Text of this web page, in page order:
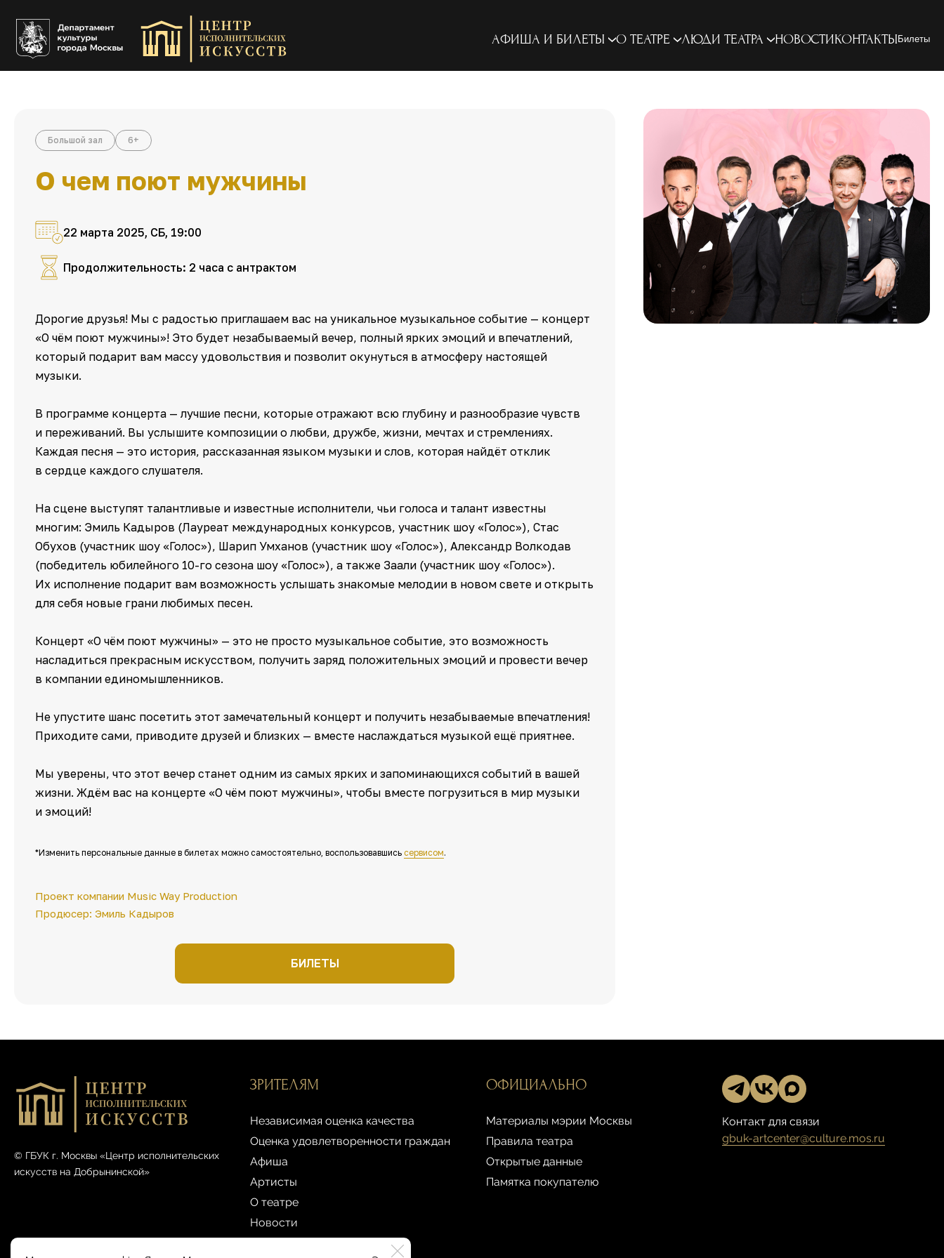
АФИША И БИЛЕТЫ О ТЕАТРЕ ЛЮДИ ТЕАТРА НОВОСТИКОНТАКТЫ Билеты
Большой зал 6+
О чем поют мужчины
22 марта 2025, СБ, 19:00
Продолжительность: 2 часа с антрактом
Дорогие друзья! Мы с радостью приглашаем вас на уникальное музыкальное событие — концерт
«О чём поют мужчины»! Это будет незабываемый вечер, полный ярких эмоций и впечатлений,
который подарит вам массу удовольствия и позволит окунуться в атмосферу настоящей
музыки.
В программе концерта — лучшие песни, которые отражают всю глубину и разнообразие чувств
и переживаний. Вы услышите композиции о любви, дружбе, жизни, мечтах и стремлениях.
Каждая песня — это история, рассказанная языком музыки и слов, которая найдёт отклик
в сердце каждого слушателя.
На сцене выступят талантливые и известные исполнители, чьи голоса и талант известны
многим: Эмиль Кадыров (Лауреат международных конкурсов, участник шоу «Голос»), Стас
Обухов (участник шоу «Голос»), Шарип Умханов (участник шоу «Голос»), Александр Волкодав
(победитель юбилейного 10-го сезона шоу «Голос»), а также Заали (участник шоу «Голос»).
Их исполнение подарит вам возможность услышать знакомые мелодии в новом свете и открыть
для себя новые грани любимых песен.
Концерт «О чём поют мужчины» — это не просто музыкальное событие, это возможность
насладиться прекрасным искусством, получить заряд положительных эмоций и провести вечер
в компании единомышленников.
Не упустите шанс посетить этот замечательный концерт и получить незабываемые впечатления!
Приходите сами, приводите друзей и близких — вместе наслаждаться музыкой ещё приятнее.
Мы уверены, что этот вечер станет одним из самых ярких и запоминающихся событий в вашей
жизни. Ждём вас на концерте «О чём поют мужчины», чтобы вместе погрузиться в мир музыки
и эмоций!
*Изменить персональные данные в билетах можно самостоятельно, воспользовавшись сервисом.
Проект компании Music Way Production
Продюсер: Эмиль Кадыров
БИЛЕТЫ
© ГБУК г. Москвы «Центр исполнительских
искусств на Добрынинской»
ЗРИТЕЛЯМ
Независимая оценка качества
Оценка удовлетворенности граждан
Афиша
Артисты
О театре
Новости
ОФИЦИАЛЬНО
Материалы мэрии Москвы
Правила театра
Открытые данные
Памятка покупателю
Контакт для связи
gbuk-artcenter@culture.mos.ru